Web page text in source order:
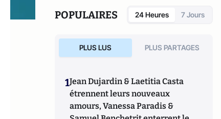
POPULAIRES 24 Heures 7 Jours
PLUS LUS PLUS PARTAGES
1Jean Dujardin & Laetitia Casta
étrennent leurs nouveaux
amours, Vanessa Paradis &